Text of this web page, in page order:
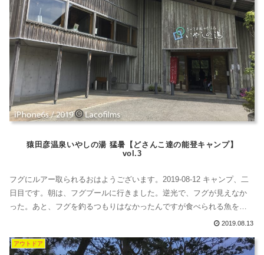
猿田彦温泉いやしの湯 猛暑【どさんこ達の能登キャンプ】
vol.3
フグにルアー取られるおはようございます。2019-08-12 キャンプ、二
日目です。朝は、フグプールに行きました。逆光で、フグが見えなか
った。あと、フグを釣るつもりはなかったんですが食べられる魚を釣
るためには、かなり歩かなければならないのでフグプールにしまし
で、ワーム三回もちぎられました。くさふぐ、嫌い。朝食はひやむぎ
2019.08.13
アウトドア